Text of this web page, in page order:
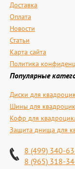
Доставка
Оплата
Новости
Статьи
Карта сайта
Политика
Популярные
Диски для
Шины для
Кофр для
Защита днища для
8 (499) 340-
8 (965) 318-